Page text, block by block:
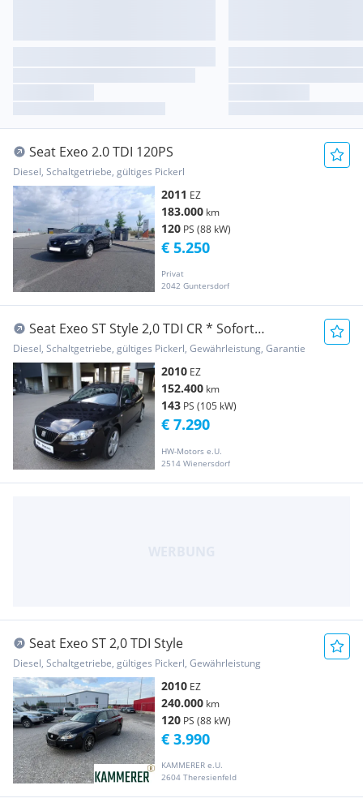
Seat Exeo 2.0 TDI 120PS
Diesel, Schaltgetriebe, gültiges Pickerl
2011 EZ
183.000 km
120 PS (88 kW)
Privat
2042 Guntersdorf
€ 5.250
Seat Exeo ST Style 2,0 TDI CR * Sofort
Finanzierung ...
Diesel, Schaltgetriebe, gültiges Pickerl, Gewährleistung, Garantie
2010 EZ
152.400 km
143 PS (105 kW)
HW-Motors e.U.
2514 Wienersdorf
€ 7.290
Seat Exeo ST 2,0 TDI Style
Diesel, Schaltgetriebe, gültiges Pickerl, Gewährleistung
2010 EZ
240.000 km
120 PS (88 kW)
KAMMERER e.U.
2604 Theresienfeld
€ 3.990